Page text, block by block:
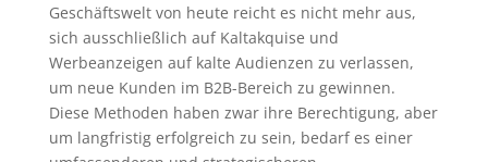
Geschäftswelt von heute reicht es nicht mehr aus,
sich ausschließlich auf Kaltakquise und
Werbeanzeigen auf kalte Audienzen zu verlassen,
um neue Kunden im B2B-Bereich zu gewinnen.
Diese Methoden haben zwar ihre Berechtigung, aber
um langfristig erfolgreich zu sein, bedarf es einer